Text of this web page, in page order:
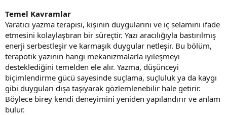
a
n
i
h
i
Temel Kavramlar
Yaratıcı yazma terapisi, kişinin duygularını ve iç selamını ifade
etmesini kolaylaştıran bir süreçtir. Yazı aracılığıyla bastırılmış
enerji serbestleşir ve karmaşık duygular netleşir. Bu bölüm,
terapötik yazının hangi mekanizmalarla iyileşmeyi
desteklediğini temelden ele alır. Yazma, düşünceyi
biçimlendirme gücü sayesinde suçlama, suçluluk ya da kaygı
gibi duyguları dışa taşıyarak gözlemlenebilir hale getirir.
Böylece birey kendi deneyimini yeniden yapılandırır ve anlam
bulur.